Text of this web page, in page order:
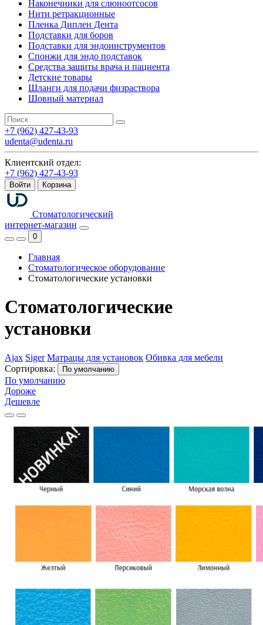
Наконечники для слюноотсосов
Нити ретракционные
Пленка Диплен Дента
Подставки для боров
Подставки для эндоинструментов
Спонжи для эндо подставок
Средства защиты врача и пациента
Детские товары
Шланги для подачи физраствора
Шовный материал
+7 (962) 427-43-93
udenta@udenta.ru
Клиентский отдел:
+7 (962) 427-43-93
Войти Корзина
Стоматологический
интернет-магазин
0
Главная
Стоматологическое оборудование
Стоматологические установки
Стоматологические
установки
Ajax Siger Матрацы для установок Обивка для мебели
Сортировка:
По умолчанию
По умолчанию
Дороже
Дешевле